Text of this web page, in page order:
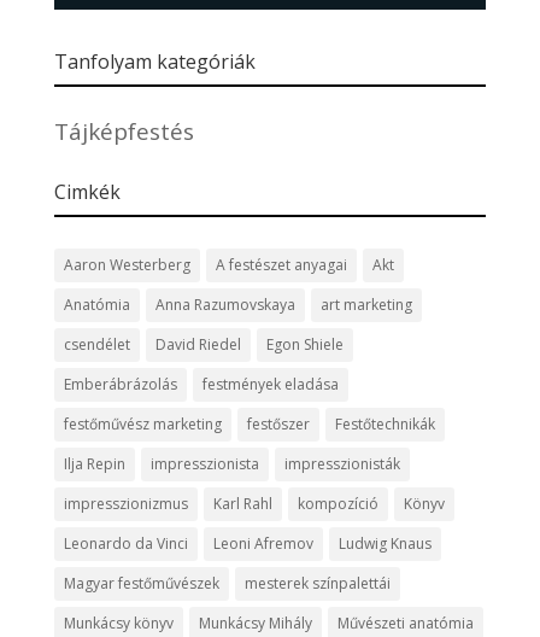
Tanfolyam kategóriák
Tájképfestés
Cimkék
Aaron Westerberg A festészet anyagai
Akt
Anatómia
Anna Razumovskaya
art marketing
csendélet
David Riedel
Egon Shiele
Emberábrázolás
festmények eladása
festőművész marketing
festőszer
Festőtechnikák
Ilja Repin
impresszionista
impresszionisták
impresszionizmus
Karl Rahl kompozíció
Könyv
Leonardo da Vinci
Leoni Afremov
Ludwig Knaus
Magyar festőművészek
mesterek színpalettái
Munkácsy könyv
Munkácsy Mihály
Művészeti anatómia